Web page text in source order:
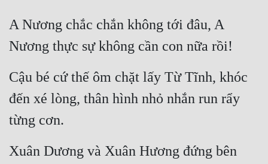
Sủng
Thanh Xuân
Tiên Hiệp
Tiểu Thuyết
Trinh Thám
Triều Đấu
A Nương chắc chắn không tới đâu, A
Nương thực sự không cần con nữa rồi!
Cậu bé cứ thế ôm chặt lấy Từ Tĩnh, khóc
đến xé lòng, thân hình nhỏ nhắn run rẩy
từng cơn.
Xuân Dương và Xuân Hương đứng bên